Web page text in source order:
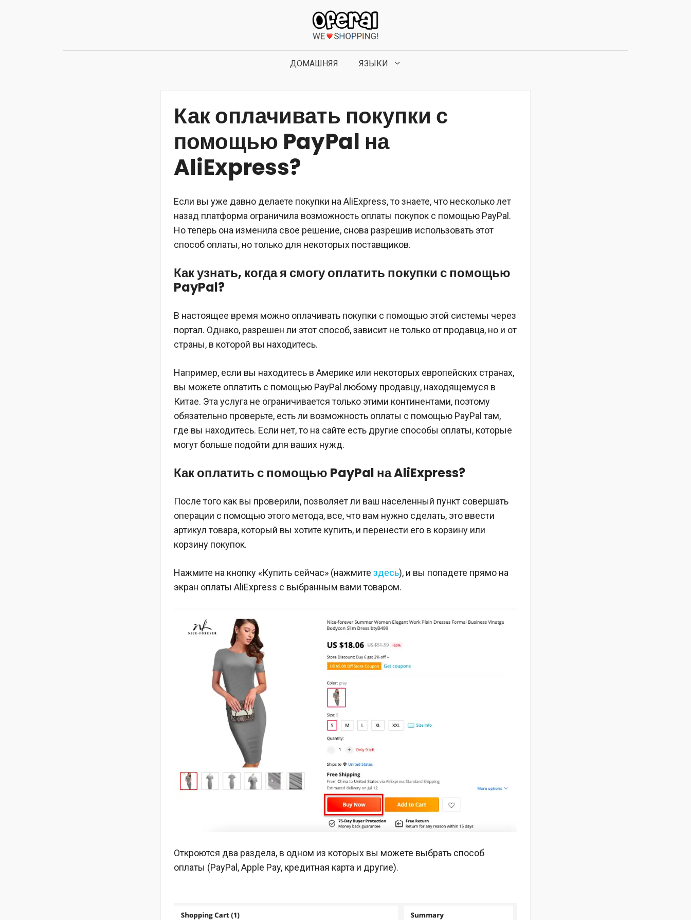
ДОМАШНЯЯ ЯЗЫКИ
Как оплачивать покупки с
помощью PayPal на
AliExpress?
Если вы уже давно делаете покупки на AliExpress, то знаете, что несколько лет
назад платформа ограничила возможность оплаты покупок с помощью PayPal.
Но теперь она изменила свое решение, снова разрешив использовать этот
способ оплаты, но только для некоторых поставщиков.
Как узнать, когда я смогу оплатить покупки с помощью
PayPal?
В настоящее время можно оплачивать покупки с помощью этой системы через
портал. Однако, разрешен ли этот способ, зависит не только от продавца, но и от
страны, в которой вы находитесь.
Например, если вы находитесь в Америке или некоторых европейских странах,
вы можете оплатить с помощью PayPal любому продавцу, находящемуся в
Китае. Эта услуга не ограничивается только этими континентами, поэтому
обязательно проверьте, есть ли возможность оплаты с помощью PayPal там,
где вы находитесь. Если нет, то на сайте есть другие способы оплаты, которые
могут больше подойти для ваших нужд.
Как оплатить с помощью PayPal на AliExpress?
После того как вы проверили, позволяет ли ваш населенный пункт совершать
операции с помощью этого метода, все, что вам нужно сделать, это ввести
артикул товара, который вы хотите купить, и перенести его в корзину или
корзину покупок.
Нажмите на кнопку «Купить сейчас» (нажмите здесь), и вы попадете прямо на
экран оплаты AliExpress с выбранным вами товаром.
Откроются два раздела, в одном из которых вы можете выбрать способ
оплаты (PayPal, Apple Pay, кредитная карта и другие).